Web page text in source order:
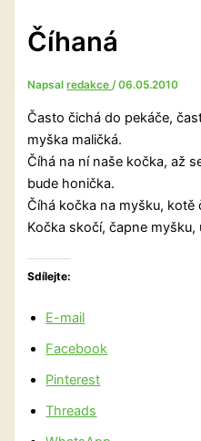
Číhaná
Napsalredakce/06.05.2010
Často čichá do pekáče,
myška maličká.
Číhá na ní naše kočka, až
bude honička.
Číhá kočka na myšku, kotě
Kočka skočí, čapne myšku,
Sdílejte:
E-mail
Facebook
Pinterest
Threads